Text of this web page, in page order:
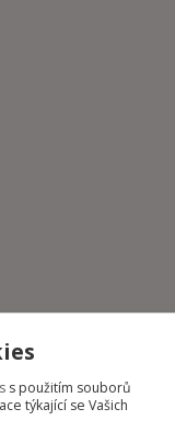
s použitím souborů
týkající se Vašich